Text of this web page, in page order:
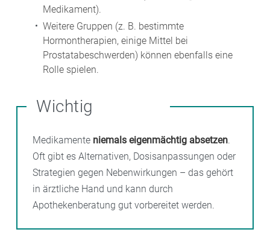
Medikament).
Weitere Gruppen (z. B. bestimmte
Hormontherapien, einige Mittel bei
Prostatabeschwerden) können ebenfalls eine
Rolle spielen.
Wichtig
Medikamente niemals eigenmächtig absetzen.
Oft gibt es Alternativen, Dosisanpassungen oder
Strategien gegen Nebenwirkungen – das gehört
in ärztliche Hand und kann durch
Apothekenberatung gut vorbereitet werden.